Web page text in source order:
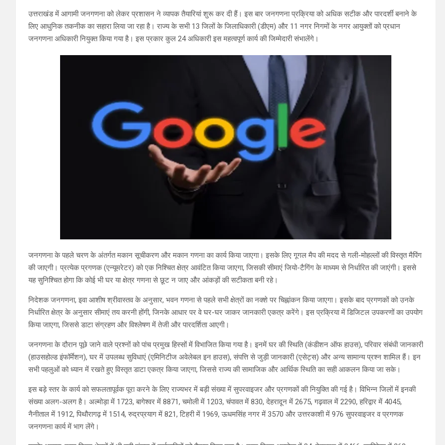
उत्तराखंड में आगामी जनगणना को लेकर प्रशासन ने व्यापक तैयारियां शुरू कर दी हैं। इस बार जनगणना प्रक्रिया को अधिक सटीक और पारदर्शी बनाने के
लिए आधुनिक तकनीक का सहारा लिया जा रहा है। राज्य के सभी 13 जिलों के जिलाधिकारी (डीएम) और 11 नगर निगमों के नगर आयुक्तों को प्रधान
जनगणना अधिकारी नियुक्त किया गया है। इस प्रकार कुल 24 अधिकारी इस महत्वपूर्ण कार्य की जिम्मेदारी संभालेंगे।
जनगणना के पहले चरण के अंतर्गत मकान सूचीकरण और मकान गणना का कार्य किया जाएगा। इसके लिए गूगल मैप की मदद से गली-मोहल्लों की विस्तृत मैपिंग
की जाएगी। प्रत्येक प्रगणक (एन्यूमरेटर) को एक निश्चित क्षेत्र आवंटित किया जाएगा, जिसकी सीमाएं जियो-टैगिंग के माध्यम से निर्धारित की जाएंगी। इससे
यह सुनिश्चित होगा कि कोई भी घर या क्षेत्र गणना से छूट न जाए और आंकड़ों की सटीकता बनी रहे।
निदेशक जनगणना, इवा आशीष श्रीवास्तव के अनुसार, भवन गणना से पहले सभी क्षेत्रों का नक्शे पर चिह्नांकन किया जाएगा। इसके बाद प्रगणकों को उनके
निर्धारित क्षेत्र के अनुसार सीमाएं तय करनी होंगी, जिनके आधार पर वे घर-घर जाकर जानकारी एकत्र करेंगे। इस प्रक्रिया में डिजिटल उपकरणों का उपयोग
किया जाएगा, जिससे डाटा संग्रहण और विश्लेषण में तेजी और पारदर्शिता आएगी।
जनगणना के दौरान पूछे जाने वाले प्रश्नों को पांच प्रमुख हिस्सों में विभाजित किया गया है। इनमें घर की स्थिति (कंडीशन ऑफ हाउस), परिवार संबंधी जानकारी
(हाउसहोल्ड इंफॉर्मेशन), घर में उपलब्ध सुविधाएं (एमिनिटीज अवेलेबल इन हाउस), संपत्ति से जुड़ी जानकारी (एसेट्स) और अन्य सामान्य प्रश्न शामिल हैं। इन
सभी पहलुओं को ध्यान में रखते हुए विस्तृत डाटा एकत्र किया जाएगा, जिससे राज्य की सामाजिक और आर्थिक स्थिति का सही आकलन किया जा सके।
इस बड़े स्तर के कार्य को सफलतापूर्वक पूरा करने के लिए राज्यभर में बड़ी संख्या में सुपरवाइजर और प्रगणकों की नियुक्ति की गई है। विभिन्न जिलों में इनकी
संख्या अलग-अलग है। अल्मोड़ा में 1723, बागेश्वर में 8871, चमोली में 1203, चंपावत में 830, देहरादून में 2675, गढ़वाल में 2290, हरिद्वार में 4045,
नैनीताल में 1912, पिथौरागढ़ में 1514, रुद्रप्रयाग में 821, टिहरी में 1969, ऊधमसिंह नगर में 3570 और उत्तरकाशी में 976 सुपरवाइजर व प्रगणक
जनगणना कार्य में भाग लेंगे।